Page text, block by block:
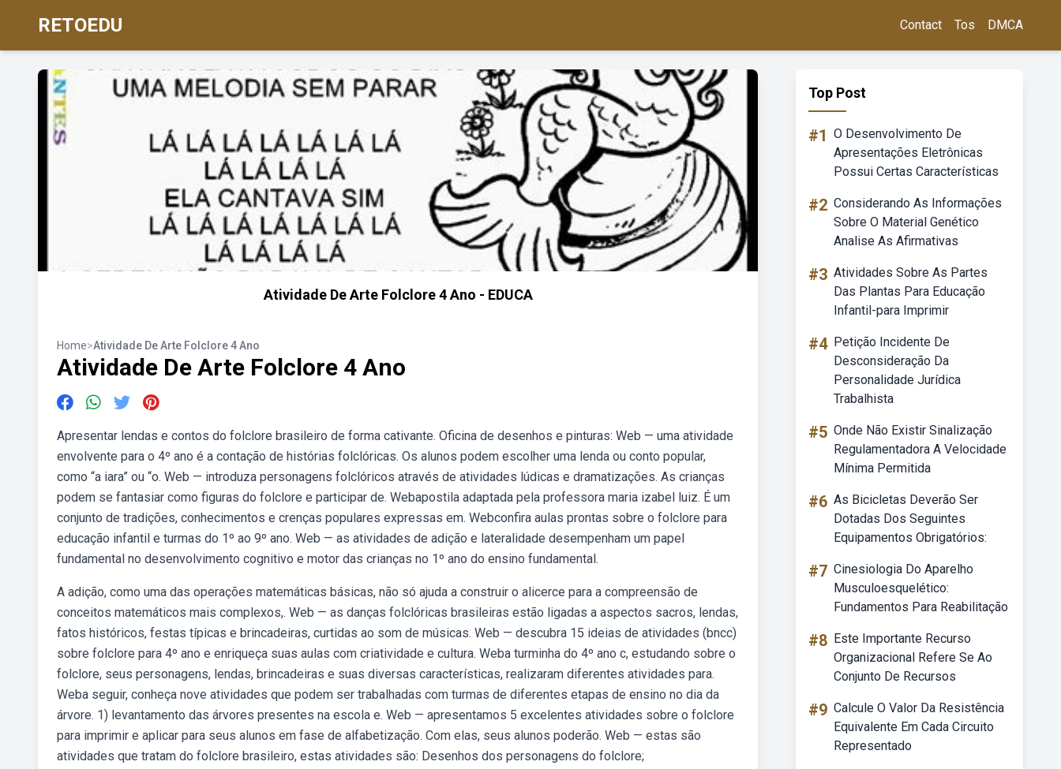
RETOEDU Contact Tos DMCA
Atividade De Arte Folclore 4 Ano - EDUCA
Home>Atividade De Arte Folclore 4 Ano
Atividade De Arte Folclore 4 Ano
Apresentar lendas e contos do folclore brasileiro de forma cativante. Oficina de desenhos e pinturas: Web — uma atividade
envolvente para o 4º ano é a contação de histórias folclóricas. Os alunos podem escolher uma lenda ou conto popular,
como “a iara” ou “o. Web — introduza personagens folclóricos através de atividades lúdicas e dramatizações. As crianças
podem se fantasiar como figuras do folclore e participar de. Webapostila adaptada pela professora maria izabel luiz. É um
conjunto de tradições, conhecimentos e crenças populares expressas em. Webconfira aulas prontas sobre o folclore para
educação infantil e turmas do 1º ao 9º ano. Web — as atividades de adição e lateralidade desempenham um papel
fundamental no desenvolvimento cognitivo e motor das crianças no 1º ano do ensino fundamental.
A adição, como uma das operações matemáticas básicas, não só ajuda a construir o alicerce para a compreensão de
conceitos matemáticos mais complexos,. Web — as danças folclóricas brasileiras estão ligadas a aspectos sacros, lendas,
fatos históricos, festas típicas e brincadeiras, curtidas ao som de músicas. Web — descubra 15 ideias de atividades (bncc)
sobre folclore para 4º ano e enriqueça suas aulas com criatividade e cultura. Weba turminha do 4º ano c, estudando sobre o
folclore, seus personagens, lendas, brincadeiras e suas diversas características, realizaram diferentes atividades para.
Weba seguir, conheça nove atividades que podem ser trabalhadas com turmas de diferentes etapas de ensino no dia da
árvore. 1) levantamento das árvores presentes na escola e. Web — apresentamos 5 excelentes atividades sobre o folclore
para imprimir e aplicar para seus alunos em fase de alfabetização. Com elas, seus alunos poderão. Web — estas são
atividades que tratam do folclore brasileiro, estas atividades são: Desenhos dos personagens do folclore;
Top Post
#1 O Desenvolvimento De
Apresentações Eletrônicas
Possui Certas Características
#2 Considerando As Informações
Sobre O Material Genético
Analise As Afirmativas
#3 Atividades Sobre As Partes
Das Plantas Para Educação
Infantil-para Imprimir
#4 Petição Incidente De
Desconsideração Da
Personalidade Jurídica
Trabalhista
#5 Onde Não Existir Sinalização
Regulamentadora A Velocidade
Mínima Permitida
#6 As Bicicletas Deverão Ser
Dotadas Dos Seguintes
Equipamentos Obrigatórios:
#7 Cinesiologia Do Aparelho
Musculoesquelético:
Fundamentos Para Reabilitação
#8 Este Importante Recurso
Organizacional Refere Se Ao
Conjunto De Recursos
#9 Calcule O Valor Da Resistência
Equivalente Em Cada Circuito
Representado